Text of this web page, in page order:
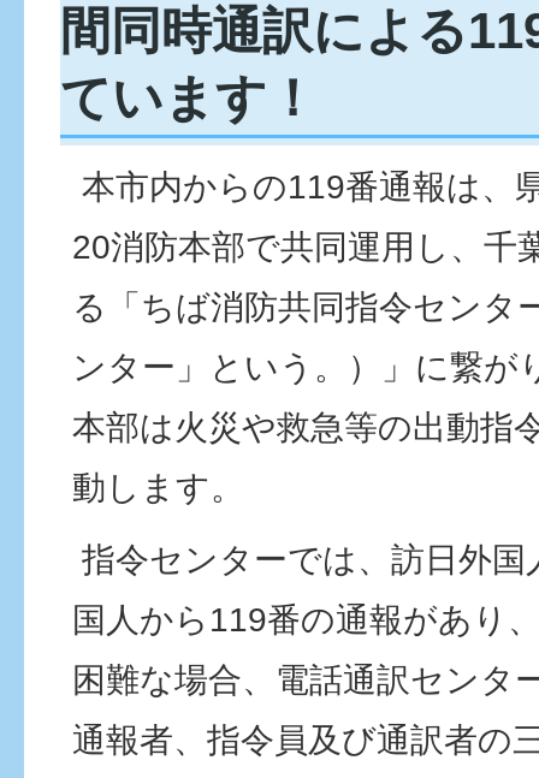
間同時通訳による
ています！
本市内からの119番通報は、
20消防本部で共同運用し、千
る「ちば消防共同指令センタ
ンター」という。）」に繋が
本部は火災や救急等の出動指
動します。
指令センターでは、訪日外国
国人から119番の通報があり
困難な場合、電話通訳センタ
通報者、指令員及び通訳者の